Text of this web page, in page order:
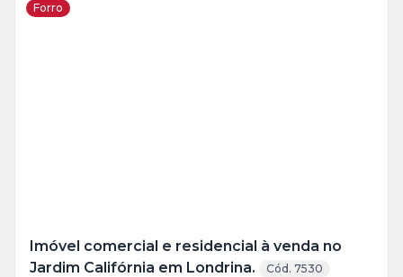
Forro
Imóvel comercial e residencial à venda no
Jardim Califórnia em Londrina.
Cód. 7530